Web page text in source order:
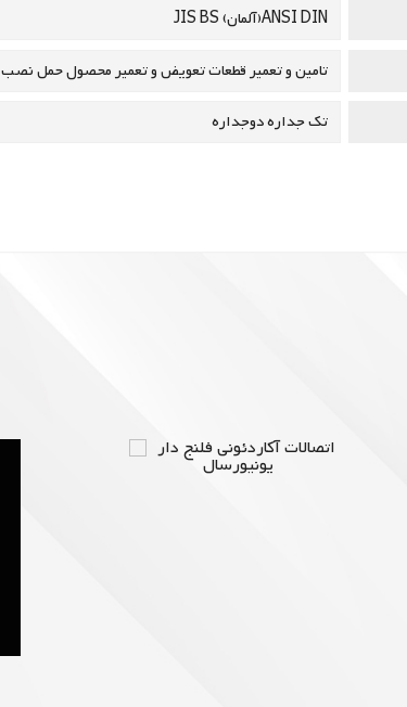
ANSIDIN(آلمان) JISBS
تامین و تعمیر قطعاتتعویض و تعمیر محصولحملنصب
تک جدارهدوجداره